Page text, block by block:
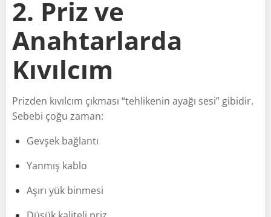
2. Priz ve
Anahtarlarda
Kıvılcım
Prizden kıvılcım çıkması “tehlikenin ayağı sesi” gibidir.
Sebebi çoğu zaman:
Gevşek bağlantı
Yanmış kablo
Aşırı yük binmesi